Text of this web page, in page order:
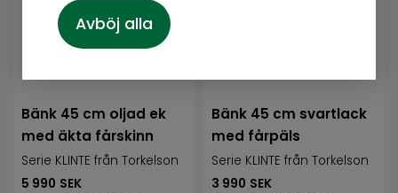
Avböj alla
Bänk 45 cm oljad ek
med äkta fårskinn
Serie KLINTE från Torkelson
5 990 SEK
Bänk 45 cm svartlack
med fårpäls
Serie KLINTE från Torkelson
3 990 SEK